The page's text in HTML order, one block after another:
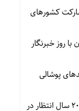
کشورهای
روز خبرنگار
پوشالی
بزرگترین سازه سنگی ایلام پس از ۲۰ سال انتظار در